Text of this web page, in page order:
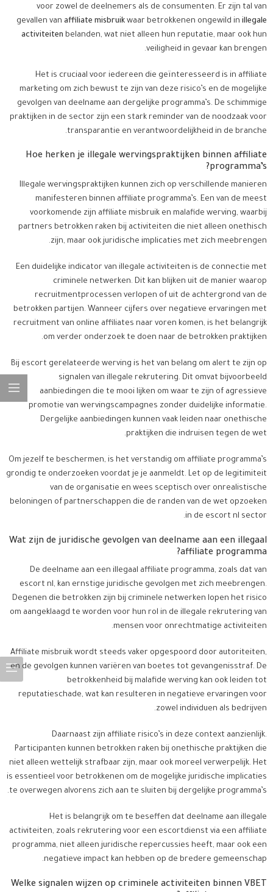
voor zowel de deelnemers als de consumenten. Er zijn tal van
gevallen van affiliate misbruik waar betrokkenen ongewild in illegale
activiteiten belanden, wat niet alleen hun reputatie, maar ook hun
veiligheid in gevaar kan brengen.
Het is cruciaal voor iedereen die geïnteresseerd is in affiliate
marketing om zich bewust te zijn van deze risico’s en de mogelijke
gevolgen van deelname aan dergelijke programma’s. De schimmige
praktijken in de sector zijn een stark reminder van de noodzaak voor
transparantie en verantwoordelijkheid in de branche.
Hoe herken je illegale wervingspraktijken binnen affiliate
programma’s?
Illegale wervingspraktijken kunnen zich op verschillende manieren
manifesteren binnen affiliate programma’s. Een van de meest
voorkomende zijn affiliate misbruik en malafide werving, waarbij
partners betrokken raken bij activiteiten die niet alleen onethisch
zijn, maar ook juridische implicaties met zich meebrengen.
Een duidelijke indicator van illegale activiteiten is de connectie met
criminele netwerken. Dit kan blijken uit de manier waarop
recruitmentprocessen verlopen of uit de achtergrond van de
betrokken partijen. Wanneer cijfers over negatieve ervaringen met
recruitment van online affiliates naar voren komen, is het belangrijk
om verder onderzoek te doen naar de betrokken praktijken.
Bij escort gerelateerde werving is het van belang om alert te zijn op
signalen van illegale rekrutering. Dit omvat bijvoorbeeld
aanbiedingen die te mooi lijken om waar te zijn of agressieve
promotie van wervingscampagnes zonder duidelijke informatie.
Dergelijke aanbiedingen kunnen vaak leiden naar onethische
praktijken die indruisen tegen de wet.
Om jezelf te beschermen, is het verstandig om affiliate programma’s
grondig te onderzoeken voordat je je aanmeldt. Let op de legitimiteit
van de organisatie en wees sceptisch over onrealistische
beloningen of partnerschappen die de randen van de wet opzoeken
in de escort nl sector.
Wat zijn de juridische gevolgen van deelname aan een illegaal
affiliate programma?
De deelname aan een illegaal affiliate programma, zoals dat van
escort nl, kan ernstige juridische gevolgen met zich meebrengen.
Degenen die betrokken zijn bij criminele netwerken lopen het risico
om aangeklaagd te worden voor hun rol in de illegale rekrutering van
mensen voor onrechtmatige activiteiten.
Affiliate misbruik wordt steeds vaker opgespoord door autoriteiten,
en de gevolgen kunnen variëren van boetes tot gevangenisstraf. De
betrokkenheid bij malafide werving kan ook leiden tot
reputatieschade, wat kan resulteren in negatieve ervaringen voor
zowel individuen als bedrijven.
Daarnaast zijn affiliate risico’s in deze context aanzienlijk.
Participanten kunnen betrokken raken bij onethische praktijken die
niet alleen wettelijk strafbaar zijn, maar ook moreel verwerpelijk. Het
is essentieel voor betrokkenen om de mogelijke juridische implicaties
te overwegen alvorens zich aan te sluiten bij dergelijke programma’s.
Het is belangrijk om te beseffen dat deelname aan illegale
activiteiten, zoals rekrutering voor een escortdienst via een affiliate
programma, niet alleen juridische repercussies heeft, maar ook een
negatieve impact kan hebben op de bredere gemeenschap.
Welke signalen wijzen op criminele activiteiten binnen VBET